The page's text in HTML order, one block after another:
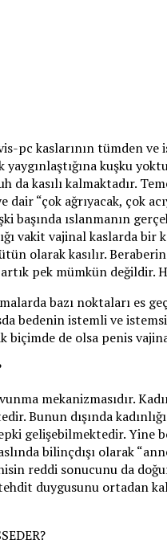
pc kaslarının tümden ve
yaygınlaştığına kuşku
da kasılı kalmaktadır.
“çok ağrıyacak, çok
başında ıslanmanın
vakit vajinal kaslarda bir
olarak kasılır.
pek mümkün değildir.
bazı noktaları es
bedenin istemli ve
biçimde de olsa penis
mekanizmasıdır.
Bunun dışında
gelişebilmektedir. Yine
bilinçdışı olarak
reddi sonucunu da
duygusunu ortadan